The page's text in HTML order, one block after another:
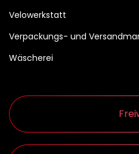
Velowerkstatt
Verpackungs- und
Wäscherei